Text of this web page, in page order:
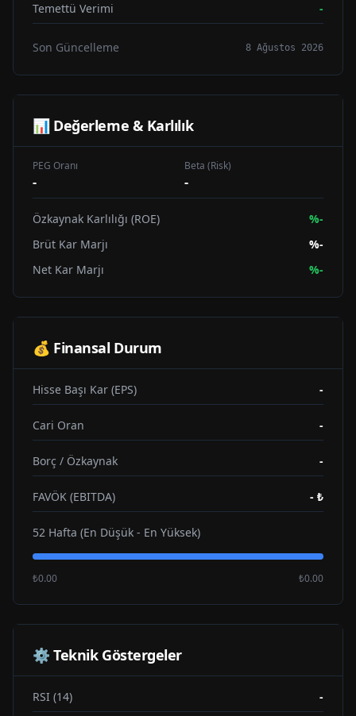
Temettü Verimi -
Son Güncelleme 8 Ağustos 2026
📊 Değerleme & Karlılık
PEG Oranı
-
Beta (Risk)
-
Özkaynak Karlılığı (ROE) %-
Brüt Kar Marjı
%-
Net Kar Marjı
%-
💰 Finansal Durum
Hisse Başı Kar (EPS) -
Cari Oran -
Borç / Özkaynak -
FAVÖK (EBITDA) - ₺
52 Hafta (En Düşük - En Yüksek)
₺0.00 ₺0.00
⚙️ Teknik Göstergeler
RSI (14) -